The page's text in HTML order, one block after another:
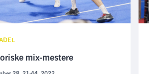
mix-mestere